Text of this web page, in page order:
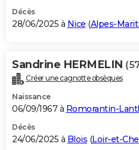
Décès
28/06/2025 à Nice (Alpes-
Sandrine HERMELIN
Créer une cagnotte obsèques
Naissance
06/09/1967 à Romorantin-
Décès
24/06/2025 à Blois (Loir-et-